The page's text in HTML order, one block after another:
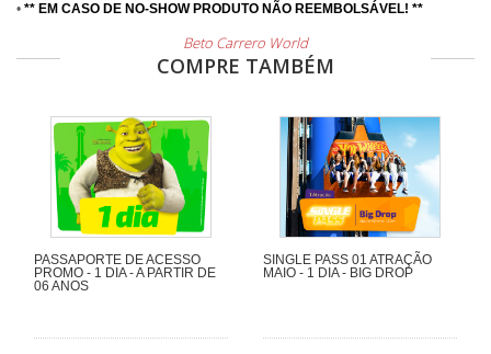
• ** EM CASO DE NO-SHOW PRODUTO NÃO REEMBOLSÁVEL! **
Beto Carrero World
COMPRE TAMBÉM
PASSAPORTE DE ACESSO
PROMO - 1 DIA - A PARTIR DE
06 ANOS
SINGLE PASS 01 ATRAÇÃO
MAIO - 1 DIA - BIG DROP